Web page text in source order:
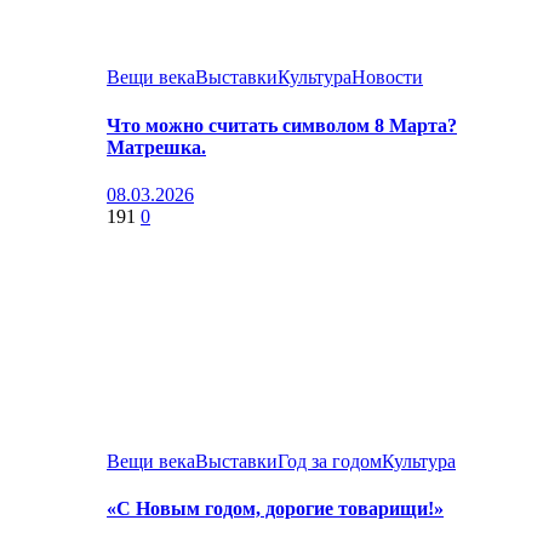
Вещи векаВыставкиКультураНовости
Что можно считать символом 8 Марта?
Матрешка.
08.03.2026
191 0
Вещи векаВыставкиГод за годомКультура
«С Новым годом, дорогие товарищи!»